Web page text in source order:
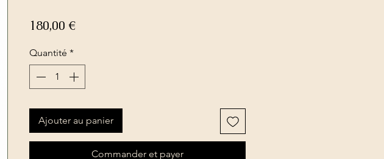
180,00 €Prix
Quantité *
Ajouter au panier
Commander et payer